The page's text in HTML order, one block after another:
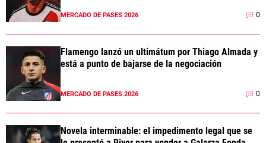
MERCADO DE PASES 2026 0
Flamengo lanzó un ultimátum por Thiago Almada y
está a punto de bajarse de la negociación
MERCADO DE PASES 2026 0
Novela interminable: el impedimento legal que se